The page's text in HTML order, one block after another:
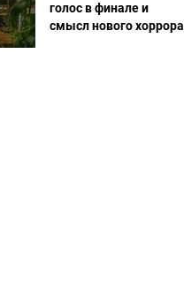
голос в финале и
смысл нового хоррора